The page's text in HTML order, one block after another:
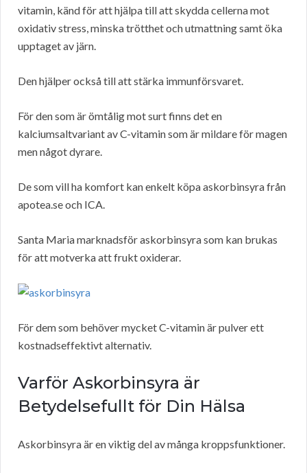
vitamin, känd för att hjälpa till att skydda cellerna mot
oxidativ stress, minska trötthet och utmattning samt öka
upptaget av järn.
Den hjälper också till att stärka immunförsvaret.
För den som är ömtålig mot surt finns det en
kalciumsaltvariant av C-vitamin som är mildare för magen
men något dyrare.
De som vill ha komfort kan enkelt köpa askorbinsyra från
apotea.se och ICA.
Santa Maria marknadsför askorbinsyra som kan brukas
för att motverka att frukt oxiderar.
För dem som behöver mycket C-vitamin är pulver ett
kostnadseffektivt alternativ.
Varför Askorbinsyra är
Betydelsefullt för Din Hälsa
Askorbinsyra är en viktig del av många kroppsfunktioner.